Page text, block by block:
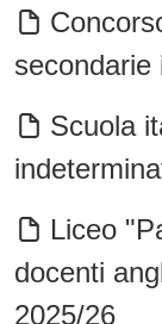
secondarie
Scuola
Liceo
docenti
2025/26